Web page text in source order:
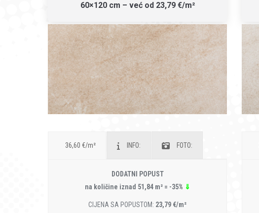
60×120 cm – već od 23,79 €/m²
36,60 €/m² INFO: FOTO:
DODATNI POPUST
na količine iznad 51,84 m² = -35% ⇓
CIJENA SA POPUSTOM: 23,79 €/m²